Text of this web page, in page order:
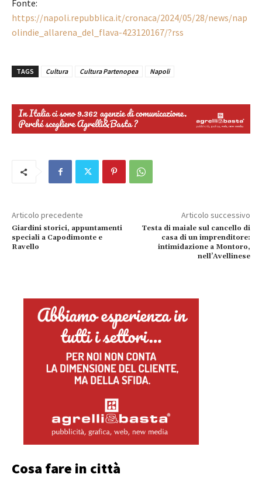
Fonte:
https://napoli.repubblica.it/cronaca/2024/05/28/news/nap
olindie_allarena_del_flava-423120167/?rss
TAGS Cultura Cultura Partenopea Napoli
Articolo precedente
Giardini storici, appuntamenti
speciali a Capodimonte e
Ravello
Articolo successivo
Testa di maiale sul cancello di
casa di un imprenditore:
intimidazione a Montoro,
nell’Avellinese
Cosa fare in città